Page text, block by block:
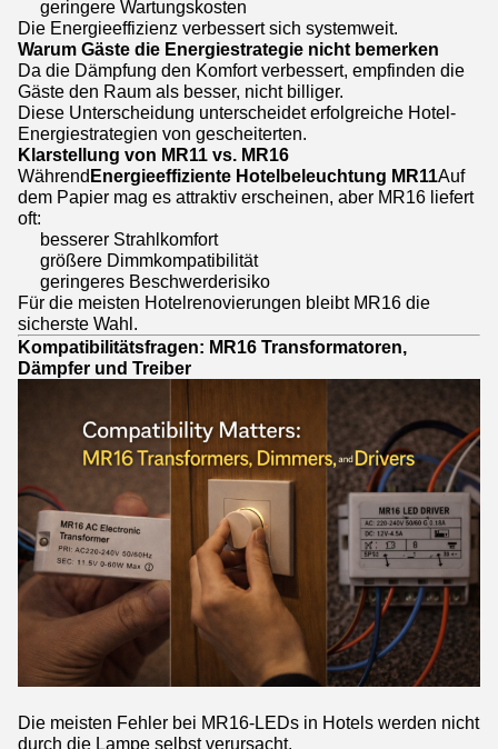
geringere Wartungskosten
Die Energieeffizienz verbessert sich systemweit.
Warum Gäste die Energiestrategie nicht bemerken
Da die Dämpfung den Komfort verbessert, empfinden die
Gäste den Raum als besser, nicht billiger.
Diese Unterscheidung unterscheidet erfolgreiche Hotel-
Energiestrategien von gescheiterten.
Klarstellung von MR11 vs. MR16
WährendEnergieeffiziente Hotelbeleuchtung MR11Auf
dem Papier mag es attraktiv erscheinen, aber MR16 liefert
oft:
besserer Strahlkomfort
größere Dimmkompatibilität
geringeres Beschwerderisiko
Für die meisten Hotelrenovierungen bleibt MR16 die
sicherste Wahl.
Kompatibilitätsfragen: MR16 Transformatoren,
Dämpfer und Treiber
Die meisten Fehler bei MR16-LEDs in Hotels werden nicht
durch die Lampe selbst verursacht.